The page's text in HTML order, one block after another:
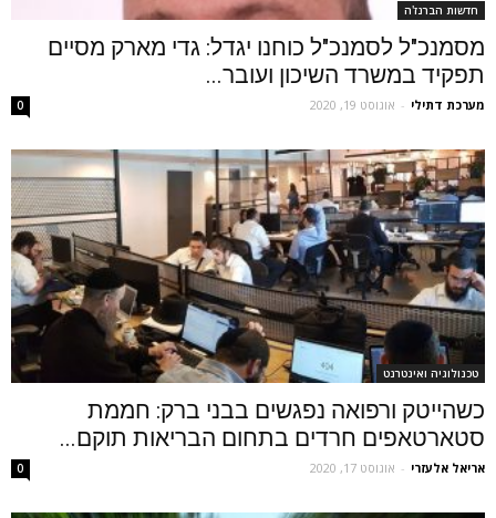
חדשות הברנז'ה
מסמנכ"ל לסמנכ"ל כוחנו יגדל: גדי מארק מסיים
תפקיד במשרד השיכון ועובר...
מערכת דתילי - אוגוסט 19, 2020 0
טכנולוגיה ואינטרנט
כשהייטק ורפואה נפגשים בבני ברק: חממת
סטארטאפים חרדים בתחום הבריאות תוקם...
אריאל אלעזרי - אוגוסט 17, 2020 0